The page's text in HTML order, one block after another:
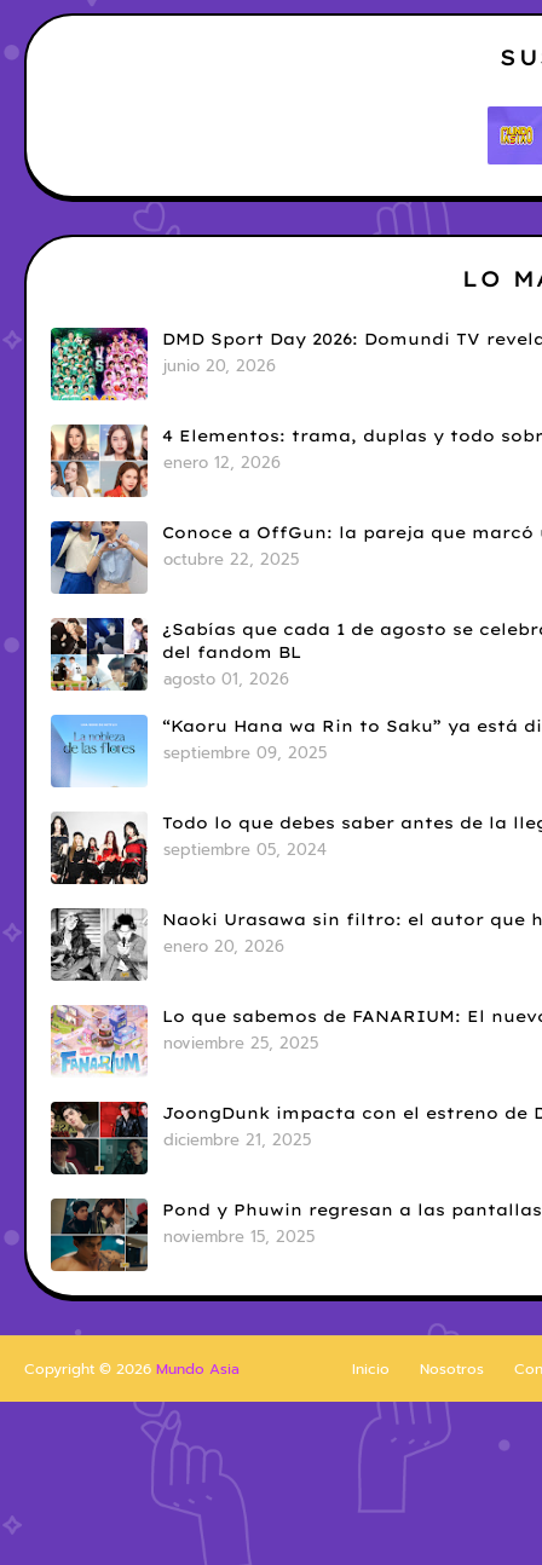
LO
DMD Sport Day 2026: Domundi TV
junio 20, 2026
4 Elementos: trama, duplas y todo
enero 12, 2026
Conoce a OffGun: la pareja que
octubre 22, 2025
¿Sabías que cada 1 de agosto se
del fandom BL
agosto 01, 2026
“Kaoru Hana wa Rin to Saku” ya está
septiembre 09, 2025
Todo lo que debes saber antes de la
septiembre 05, 2024
Naoki Urasawa sin filtro: el autor que
enero 20, 2026
Lo que sabemos de FANARIUM: El
noviembre 25, 2025
JoongDunk impacta con el estreno de
diciembre 21, 2025
Pond y Phuwin regresan a las
noviembre 15, 2025
Inicio Nosotros
Copyright © 2026 Mundo Asia